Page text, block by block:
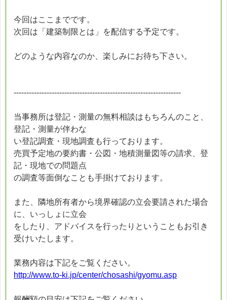
今回はここまでです。
次回は「建築制限とは」を配信する予定です。
どのような内容なのか、楽しみにお待ち下さい。
------------------------------------------------------------------
当事務所は登記・測量の無料相談はもちろんのこと、
登記・測量が伴わな
い登記調査・現地調査も行っております。
売買予定地の要約書・公図・地積測量図等の請求、登
記・現地での問題点
の調査等面倒なことも手掛けております。
また、隣地所有者から境界確認の立会要請された場合
に、いっしょに立会
をしたり、アドバイスを行ったりということもお引き
受けいたします。
業務内容は下記をご覧ください。
http://www.to-ki.jp/center/chosashi/gyomu.asp